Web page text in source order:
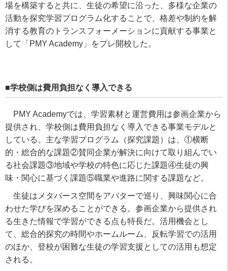
場を構築すると共に、生徒の希望に沿った、多様な企業の
活動を探究学習プログラム化することで、格差や制約を解
消する教育のトランスフォーメーションに貢献する事業と
して「PMY Academy」をプレ開校した。
■学校側は費用負担なく導入できる
PMY Academyでは、学習素材と運営費用は参画企業から
提供され、学校側は費用負担なく導入できる事業モデルと
している。主な学習プログラム（探究課題）は、①横断
的・総合的な課題②賛同企業が解決に向けて取り組んでい
る社会課題③地域や学校の特色に応じた課題④生徒の興
味・関心に基づく課題⑤職業や進路に関する課題など。
生徒はメタバース空間をアバターで巡り、興味関心に合
わせた学びを深めることができる。参画企業から提供され
る生きた情報で学習ができる点も特長だ。活用機会とし
て、総合的探究の時間やホームルーム、反転学習での活用
のほか、登校が困難な生徒の学習支援としての活用も想定
される。